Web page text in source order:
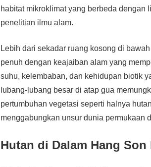
habitat mikroklimat yang berbeda
penelitian ilmu alam.
Lebih dari sekadar ruang kosong di
penuh dengan keajaiban alam yang
suhu, kelembaban, dan kehidupan biotik
lubang-lubang besar di atap gua
pertumbuhan vegetasi seperti halnya
menggabungkan unsur dunia permukaan
Hutan di Dalam Hang